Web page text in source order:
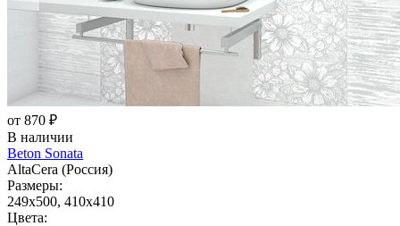
от 870 ₽
В наличии
Beton Sonata
AltaCera (Россия)
Размеры:
249x500, 410x410
Цвета: